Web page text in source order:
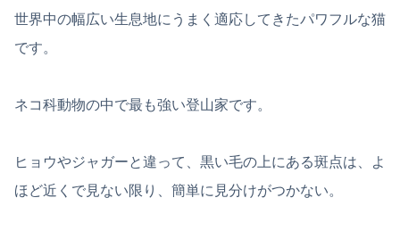
世界中の幅広い生息地にうまく適応してきたパワフルな猫
です。
ネコ科動物の中で最も強い登山家です。
ヒョウやジャガーと違って、黒い毛の上にある斑点は、よ
ほど近くで見ない限り、簡単に見分けがつかない。